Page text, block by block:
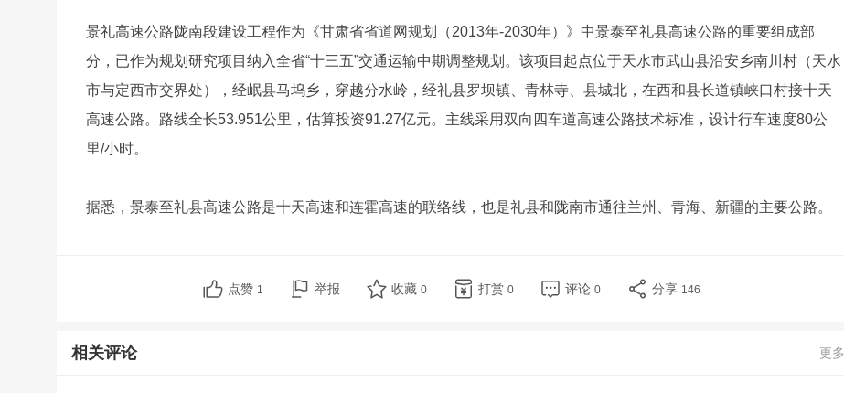
景礼高速公路陇南段建设工程作为《甘肃省省道网规划（2013年-2030年）》中景泰至礼县高速公路的重要组成部
分，已作为规划研究项目纳入全省“十三五”交通运输中期调整规划。该项目起点位于天水市武山县沿安乡南川村（天水
市与定西市交界处），经岷县马坞乡，穿越分水岭，经礼县罗坝镇、青林寺、县城北，在西和县长道镇峡口村接十天
高速公路。路线全长53.951公里，估算投资91.27亿元。主线采用双向四车道高速公路技术标准，设计行车速度80公
里/小时。
据悉，景泰至礼县高速公路是十天高速和连霍高速的联络线，也是礼县和陇南市通往兰州、青海、新疆的主要公路。
点赞 1 举报 收藏 0 打赏 0 评论 0 分享 146
更多
相关评论